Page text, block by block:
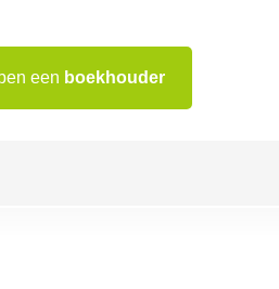
een boekhouder